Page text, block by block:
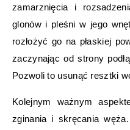
zamarznięcia i
glonów i pleśni w jego
rozłożyć go na płaskiej
zaczynając od strony
Pozwoli to usunąć resztki
Kolejnym ważnym
zginania i skręcania